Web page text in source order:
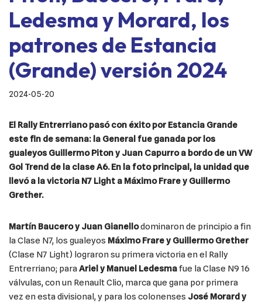
Ledesma y Morard, los
patrones de Estancia
(Grande) versión 2024
2024-05-20
El Rally Entrerriano pasó con éxito por Estancia Grande
este fin de semana: la General fue ganada por los
gualeyos Guillermo Piton y Juan Capurro a bordo de un VW
Gol Trend de la clase A6. En la foto principal, la unidad que
llevó a la victoria N7 Light a Máximo Frare y Guillermo
Grether.
Martín Baucero y Juan Gianellodominaron de principio a fin
la Clase N7, los gualeyos Máximo Frare y Guillermo Grether
(Clase N7 Light) lograron su primera victoria en el Rally
Entrerriano; paraAriel y Manuel Ledesmafue la Clase N9 16
válvulas, con un Renault Clio, marca que gana por primera
vez en esta divisional, y para los colonenses José Morard y